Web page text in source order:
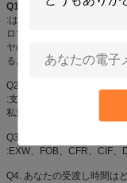
Q1.
製造業者であるか。
:はい、私達はシンセンの
ロゾル プロダクトの専門
ヤのシーラーおよびインフ
る。
Q2. あなたの支払い条件は
:支払の言葉は接触に交渉可
私達は商品に荷を積む前に
Q3. あなたの受渡し条件は
:EXW、FOB、CFR、CIF、
Q4. あなたの受渡し時間は